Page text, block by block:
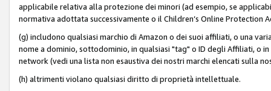
applicabile relativa alla protezione dei minori (ad esempio, se
normativa adottata successivamente o il Children’s Online Protection
(g) includono qualsiasi marchio di Amazon o dei suoi affiliati, o una
nome a dominio, sottodominio, in qualsiasi "tag" o ID degli Affiliati, o
network (vedi una lista non esaustiva dei nostri marchi elencati sulla
(h) altrimenti violano qualsiasi diritto di proprietà intellettuale.